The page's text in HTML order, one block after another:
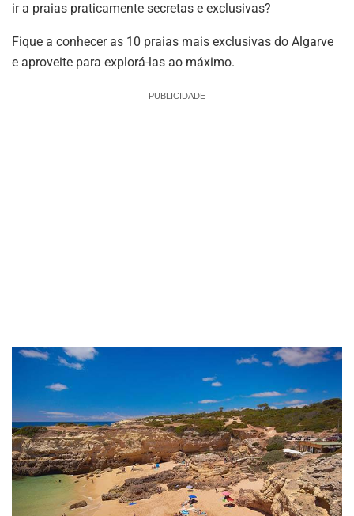
ir a praias praticamente secretas e exclusivas?
Fique a conhecer as 10 praias mais exclusivas do Algarve
e aproveite para explorá-las ao máximo.
PUBLICIDADE